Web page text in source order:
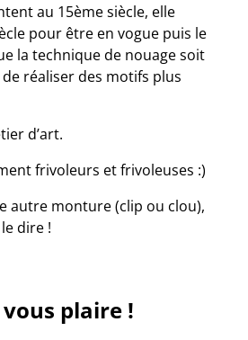
au 15ème siècle, elle
pour être en vogue puis le
la technique de nouage soit
réaliser des motifs plus
d’art.
frivoleurs et frivoleuses :)
autre monture (clip ou clou),
dire !
plaire !